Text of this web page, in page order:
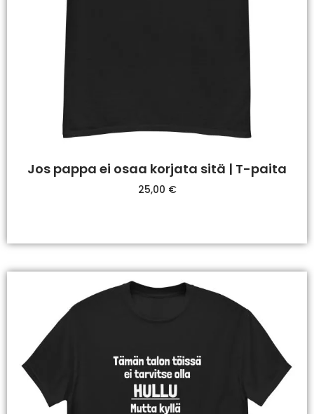
Jos pappa ei osaa korjata sitä | T-paita
25,00 €